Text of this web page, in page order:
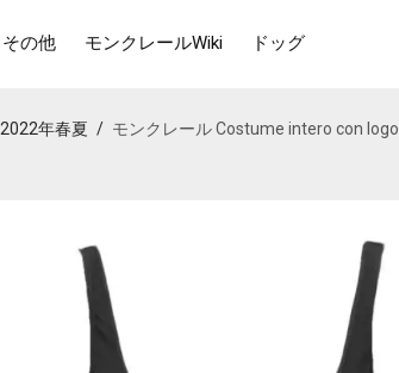
その他 モンクレールWiki ドッグ
2022年春夏 / モンクレール Costume intero con logo